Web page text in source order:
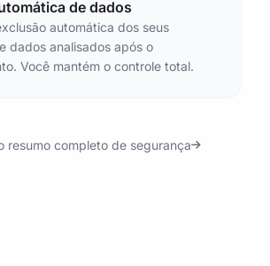
de dados
automática dos seus
dados analisados após o
Você mantém o controle total.
resumo completo de segurança